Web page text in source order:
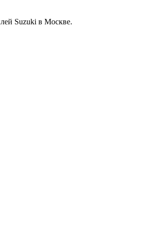
Suzuki в Москве.